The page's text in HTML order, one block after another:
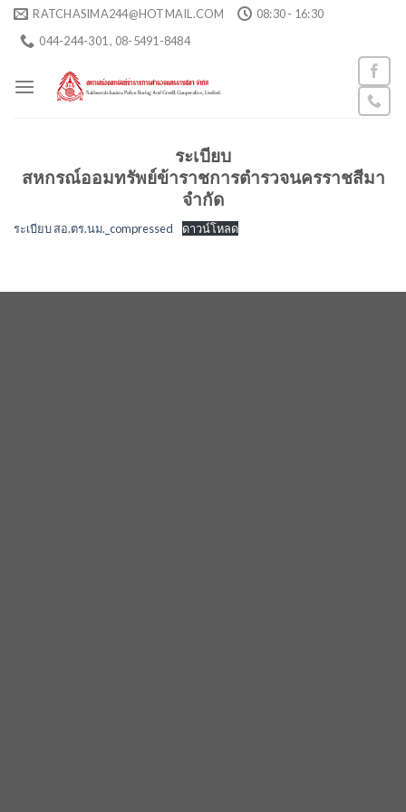
Skip RATCHASIMA244@HOTMAIL.COM
08:30 - 16:30
044-244-301 , 08-5491-8484
ระเบียบ
สหกรณ์ออมทรัพย์ข้าราชการตำรวจนครราชสีมา
จำกัด
ระเบียบ สอ.ตร.นม._compressed ดาวน์โหลด